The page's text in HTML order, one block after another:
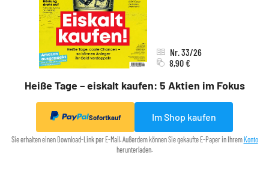
Heiße Tage – eiskalt kaufen: 5 Aktien im Fokus
Nr. 33/26
8,90 €
Sofortkauf Im Shop kaufen
Sie erhalten einen Download-Link per E-Mail. Außerdem können Sie gekaufte E-Paper in Ihrem Konto
herunterladen.